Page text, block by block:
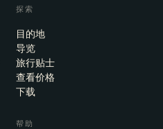
探索
目的地
导览
旅行贴士
查看价格
下载
帮助